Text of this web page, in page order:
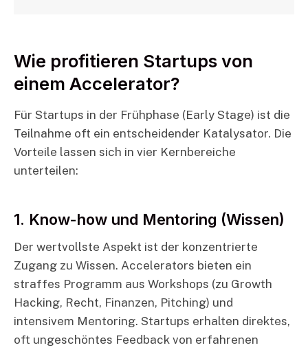
Wie profitieren Startups von
einem Accelerator?
Für Startups in der Frühphase (Early Stage) ist die
Teilnahme oft ein entscheidender Katalysator. Die
Vorteile lassen sich in vier Kernbereiche
unterteilen:
1. Know-how und Mentoring (Wissen)
Der wertvollste Aspekt ist der konzentrierte
Zugang zu Wissen. Accelerators bieten ein
straffes Programm aus Workshops (zu Growth
Hacking, Recht, Finanzen, Pitching) und
intensivem Mentoring. Startups erhalten direktes,
oft ungeschöntes Feedback von erfahrenen